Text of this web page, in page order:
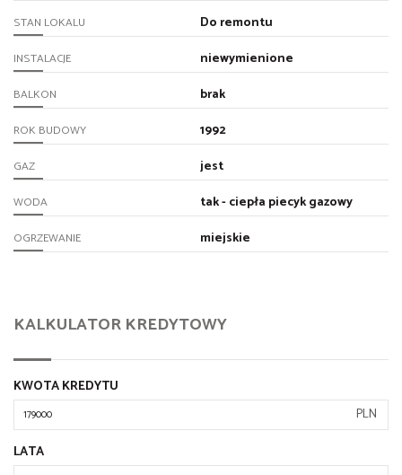
STAN LOKALU Do remontu
INSTALACJE niewymienione
BALKON brak
ROK BUDOWY 1992
GAZ jest
WODA tak - ciepła piecyk gazowy
OGRZEWANIE miejskie
KALKULATOR KREDYTOWY
KWOTA KREDYTU
PLN
LATA